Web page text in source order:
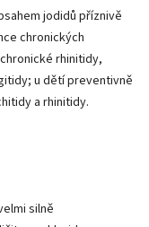
jodidů příznivě
chronických
rhinitidy,
u dětí preventivně
a rhinitidy.
silně